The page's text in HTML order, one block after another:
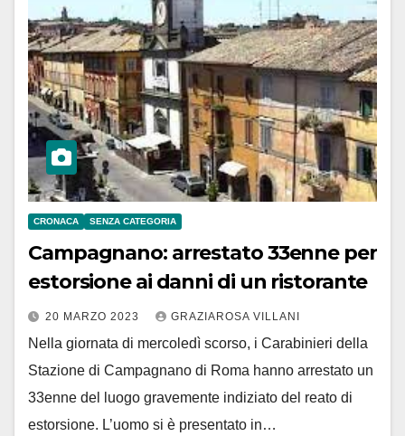
CRONACA SENZA CATEGORIA
Campagnano: arrestato 33enne per
estorsione ai danni di un ristorante
20 MARZO 2023 GRAZIAROSA VILLANI
Nella giornata di mercoledì scorso, i Carabinieri della
Stazione di Campagnano di Roma hanno arrestato un
33enne del luogo gravemente indiziato del reato di
estorsione. L’uomo si è presentato in…